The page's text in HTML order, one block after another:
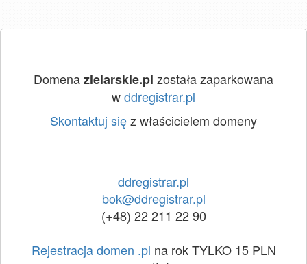
Domenazielarskie.pl została zaparkowana
wddregistrar.pl
Skontaktuj sięz właścicielem domeny
ddregistrar.pl
bok@ddregistrar.pl
(+48) 22 211 22 90
Rejestracja domen .pl na rok TYLKO 15 PLN